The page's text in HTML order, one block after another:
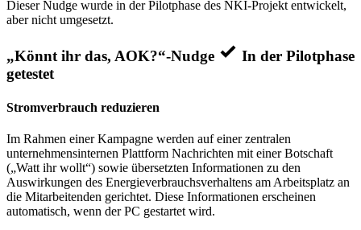
Dieser Nudge wurde in der Pilotphase des NKI-Projekt entwickelt,
aber nicht umgesetzt.
„Könnt ihr das, AOK?“-Nudge
In der Pilotphase
getestet
Stromverbrauch reduzieren
Im Rahmen einer Kampagne werden auf einer zentralen
unternehmensinternen Plattform Nachrichten mit einer Botschaft
(„Watt ihr wollt“) sowie übersetzten Informationen zu den
Auswirkungen des Energieverbrauchsverhaltens am Arbeitsplatz an
die Mitarbeitenden gerichtet. Diese Informationen erscheinen
automatisch, wenn der PC gestartet wird.